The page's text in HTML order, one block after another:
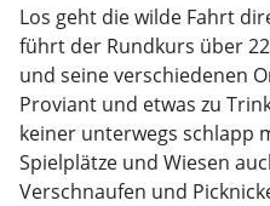
Los geht die wilde Fahrt
führt der Rundkurs über
und seine verschiedenen
Proviant und etwas zu
keiner unterwegs schlapp
Spielplätze und Wiesen
Verschnaufen und